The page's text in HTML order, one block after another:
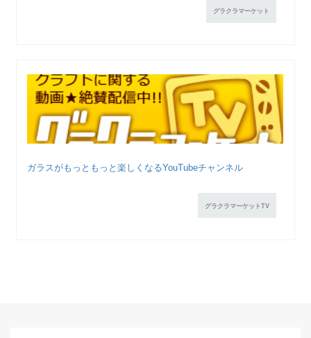
グラクラマーケット
ガラスがもっともっと楽しくなるYouTubeチャンネル
グラクラマーケットTV